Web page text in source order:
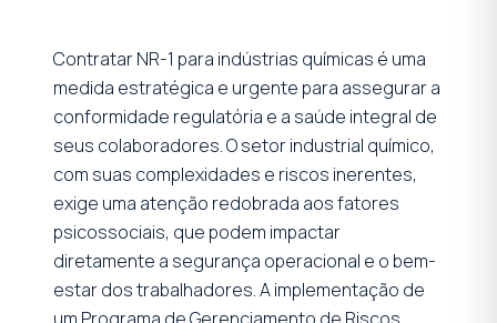
Contratar NR-1 para indústrias químicas é uma
medida estratégica e urgente para assegurar a
conformidade regulatória e a saúde integral de
seus colaboradores. O setor industrial químico,
com suas complexidades e riscos inerentes,
exige uma atenção redobrada aos fatores
psicossociais, que podem impactar
diretamente a segurança operacional e o bem-
estar dos trabalhadores. A implementação de